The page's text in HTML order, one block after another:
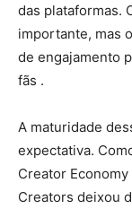
das plataformas.
importante, mas
de engajamento
fãs .
A maturidade
expectativa.
Creator
Creators deixou